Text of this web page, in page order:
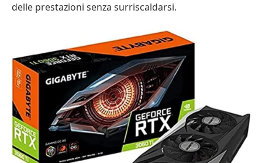
delle prestazioni senza surriscaldarsi.